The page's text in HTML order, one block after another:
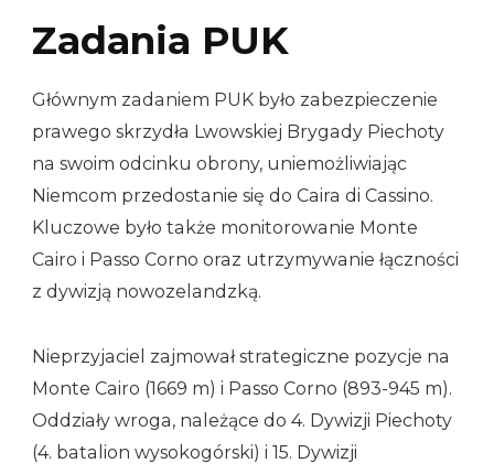
Zadania PUK
Głównym zadaniem PUK było zabezpieczenie
prawego skrzydła Lwowskiej Brygady Piechoty
na swoim odcinku obrony, uniemożliwiając
Niemcom przedostanie się do Caira di Cassino.
Kluczowe było także monitorowanie Monte
Cairo i Passo Corno oraz utrzymywanie łączności
z dywizją nowozelandzką.
Nieprzyjaciel zajmował strategiczne pozycje na
Monte Cairo (1669 m) i Passo Corno (893-945 m).
Oddziały wroga, należące do 4. Dywizji Piechoty
(4. batalion wysokogórski) i 15. Dywizji